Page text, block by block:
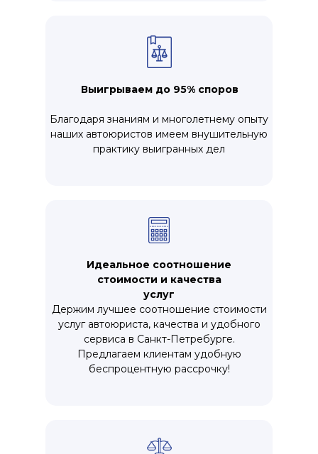
Благодаря знаниям и многолетнему опыту
наших автоюристов имеем внушительную
практику выигранных дел
Выигрываем до 95% споров
Держим лучшее соотношение стоимости
услуг автоюриста, качества и удобного
сервиса в Санкт-Петребурге.
Предлагаем клиентам удобную
беспроцентную рассрочку!
Идеальное соотношение
стоимости и качества
услуг